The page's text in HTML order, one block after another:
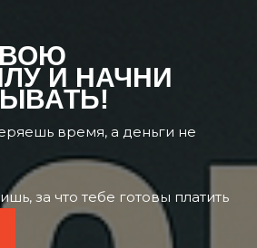
И НАЧНИ
время, а деньги не
за что тебе готовы платить